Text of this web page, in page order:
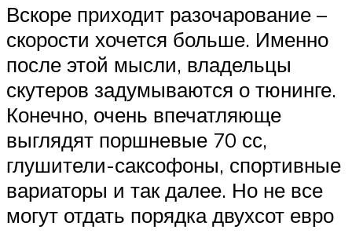
Вскоре приходит разочарование –
скорости хочется больше. Именно
после этой мысли, владельцы
скутеров задумываются о тюнинге.
Конечно, очень впечатляюще
выглядят поршневые 70 сс,
глушители-саксофоны, спортивные
вариаторы и так далее. Но не все
могут отдать порядка двухсот евро